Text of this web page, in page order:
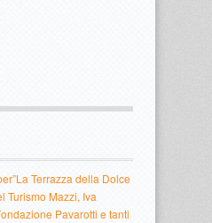
Terrazza della Dolce
Turismo Mazzi, Iva
Pavarotti e tanti